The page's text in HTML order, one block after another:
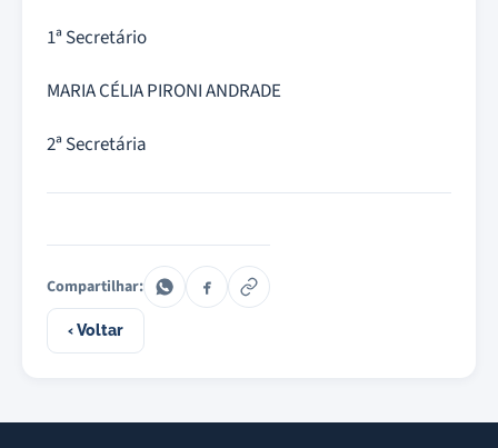
1ª Secretário
MARIA CÉLIA PIRONI ANDRADE
2ª Secretária
Compartilhar:
‹ Voltar